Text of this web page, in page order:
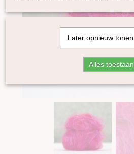
Later opnieuw tonen
Alles toestaan